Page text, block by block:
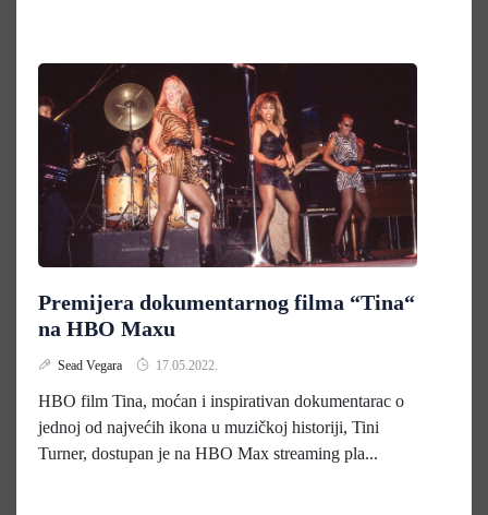
Premijera dokumentarnog filma “Tina“
na HBO Maxu
Sead Vegara 17.05.2022.
HBO film Tina, moćan i inspirativan dokumentarac o
jednoj od najvećih ikona u muzičkoj historiji, Tini
Turner, dostupan je na HBO Max streaming pla...